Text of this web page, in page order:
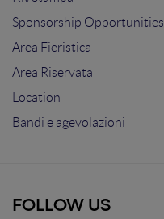
Sponsorship Opportunities
Area Fieristica
Area Riservata
Location
Bandi e agevolazioni
FOLLOW US